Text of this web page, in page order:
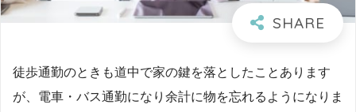
徒歩通勤のときも道中で家の鍵を落としたことあります
が、電車・バス通勤になり余計に物を忘れるようになりま